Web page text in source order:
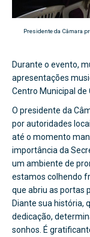
Presidente da Câmara
Durante o evento,
apresentações
Centro Municipal de
O presidente da
por autoridades
até o momento
importância da
um ambiente de
estamos colhendo
que abriu as portas
Diante sua história,
dedicação,
sonhos. É